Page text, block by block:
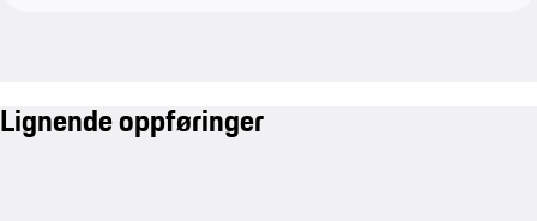
Lignende oppføringer